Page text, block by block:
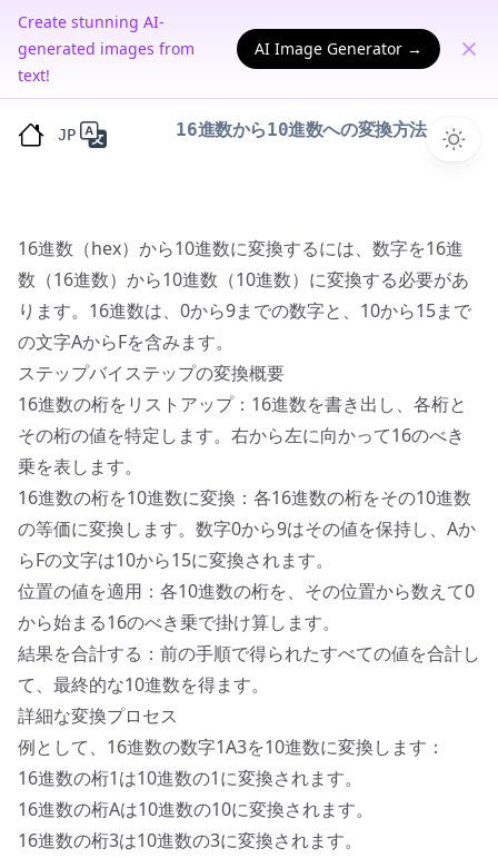
Create stunning AI-
generated images from
text!
AI Image Generator →
JP 16進数から10進数への変換方法
16進数（hex）から10進数に変換するには、数字を16進
数（16進数）から10進数（10進数）に変換する必要があ
ります。16進数は、0から9までの数字と、10から15まで
の文字AからFを含みます。
ステップバイステップの変換概要
16進数の桁をリストアップ：16進数を書き出し、各桁と
その桁の値を特定します。右から左に向かって16のべき
乗を表します。
16進数の桁を10進数に変換：各16進数の桁をその10進数
の等価に変換します。数字0から9はその値を保持し、Aか
らFの文字は10から15に変換されます。
位置の値を適用：各10進数の桁を、その位置から数えて0
から始まる16のべき乗で掛け算します。
結果を合計する：前の手順で得られたすべての値を合計し
て、最終的な10進数を得ます。
詳細な変換プロセス
例として、16進数の数字1A3を10進数に変換します：
16進数の桁1は10進数の1に変換されます。
16進数の桁Aは10進数の10に変換されます。
16進数の桁3は10進数の3に変換されます。